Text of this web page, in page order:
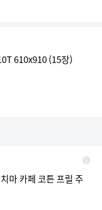
610x910 (15장)
마 카페 코튼 프릴 주